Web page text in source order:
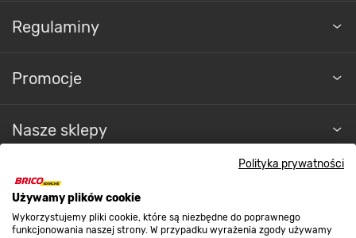
Polityka prywatności
Używamy plików cookie
Wykorzystujemy pliki cookie, które są niezbędne do poprawnego
funkcjonowania naszej strony. W przypadku wyrażenia zgody używamy
Regulaminy
Promocje
Nasze sklepy
O nas
Kontakt do sklepu